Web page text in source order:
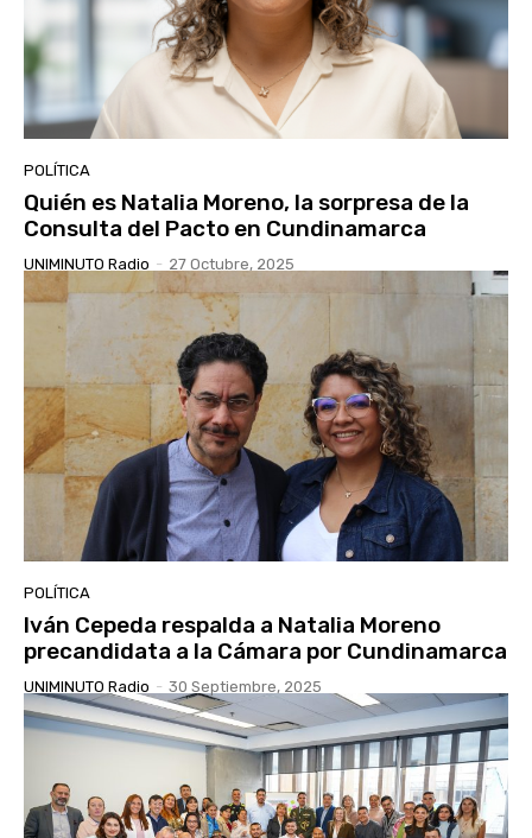
POLÍTICA
Quién es Natalia Moreno, la sorpresa de la
Consulta del Pacto en Cundinamarca
UNIMINUTO Radio - 27 Octubre, 2025
POLÍTICA
Iván Cepeda respalda a Natalia Moreno
precandidata a la Cámara por Cundinamarca
UNIMINUTO Radio - 30 Septiembre, 2025